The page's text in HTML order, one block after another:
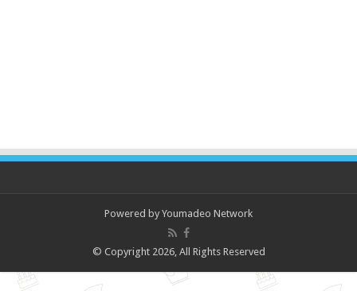
Powered by Youmadeo Network
© Copyright 2026, All Rights Reserved